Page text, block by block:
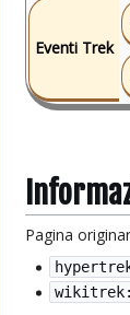
Eventi Trek
Pagina